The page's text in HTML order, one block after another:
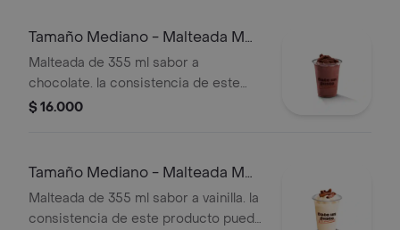
Tamaño Mediano - Malteada M
De Chocolate
Malteada de 355 ml sabor a
chocolate. la consistencia de este
producto puede variar debido al
$ 16.000
Tamaño Mediano - Malteada M
De Vainilla
Malteada de 355 ml sabor a vainilla. la
consistencia de este producto puede